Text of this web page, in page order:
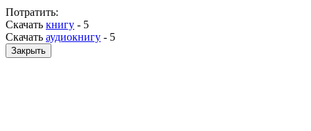
Потратить:
Скачать книгу - 5
Скачать аудиокнигу - 5
Закрыть